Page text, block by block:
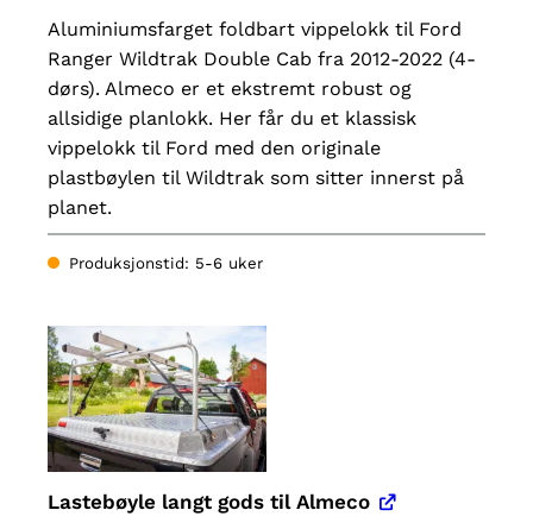
Aluminiumsfarget foldbart vippelokk til Ford
Ranger Wildtrak Double Cab fra 2012-2022 (4-
dørs). Almeco er et ekstremt robust og
allsidige planlokk. Her får du et klassisk
vippelokk til Ford med den originale
plastbøylen til Wildtrak som sitter innerst på
planet.
Produksjonstid: 5-6 uker
Lastebøyle langt gods til Almeco